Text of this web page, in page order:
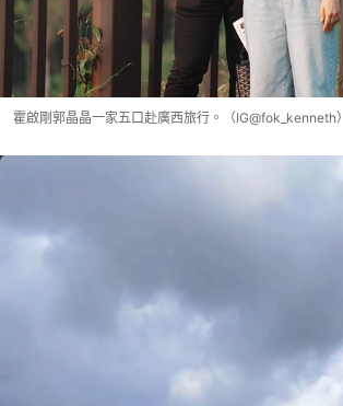
霍啟剛郭晶晶一家五口赴廣西旅行。（IG@fok_kenneth）